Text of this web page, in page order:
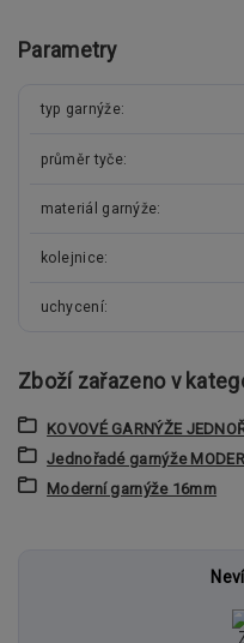
Parametry
typ garnýže
průměr tyče
materiál garnýže
kolejnice
uchycení
Zboží zařazeno v
KOVOVÉ GARNÝŽE
Jednořadé garnýže
Moderní garnýže 16mm